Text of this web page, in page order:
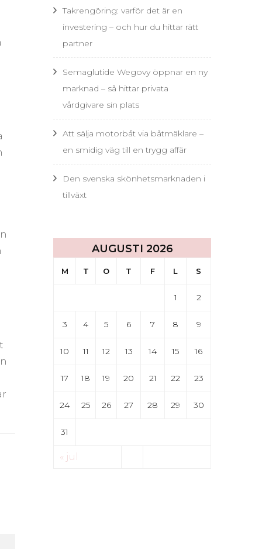
Takrengöring: varför det är en
investering – och hur du hittar rätt
partner
Semaglutide Wegovy öppnar en ny
marknad – så hittar privata
vårdgivare sin plats
Att sälja motorbåt via båtmäklare –
en smidig väg till en trygg affär
Den svenska skönhetsmarknaden i
tillväxt
AUGUSTI 2026
M T O T F L S
1 2
3 4 5 6 7 8 9
10 11 12 13 14 15 16
17 18 19 20 21 22 23
24 25 26 27 28 29 30
31
« jul